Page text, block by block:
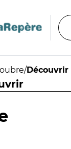
/Découvrir